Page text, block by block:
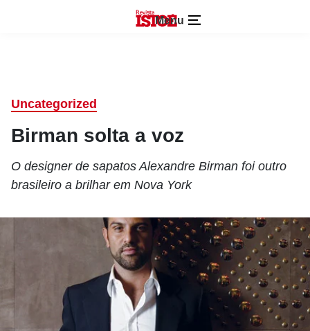
Menu
Uncategorized
Birman solta a voz
O designer de sapatos Alexandre Birman foi outro
brasileiro a brilhar em Nova York